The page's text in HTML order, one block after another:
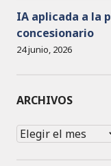
IA aplicada a la
concesionario
24 junio, 2026
ARCHIVOS
Archivos